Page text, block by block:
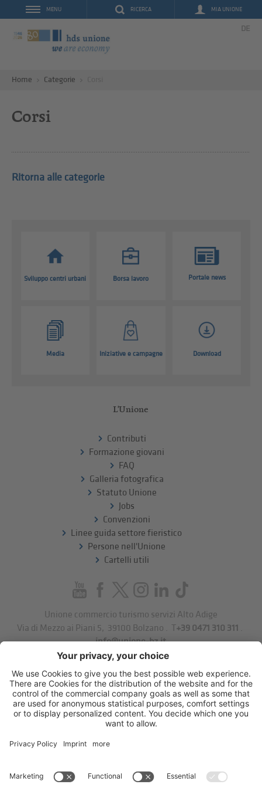
RICERCA MIA UNIONE
MENU
DE
Home Categorie
Corsi
Ritorna alle categorie
Sviluppo centri urbani Borsa lavoro Portale news
Media Iniziative e campagne Download
L'Unione
Contributi
Formazione giovani
FAQ
Galleria fotografica
Statuto Unione
Jobs
Convenzioni
Linee guida settore fieristico
Persone nell'Unione
Cartelli utili
Unione commercio turismo servizi Alto Adige
Via di Mezzo ai Piani 5
39100 Bolzano . T+39 0471 310 311 .
info@unione-bz.it
Impressum
Privacy
Impostazioni cookie
Sitemap